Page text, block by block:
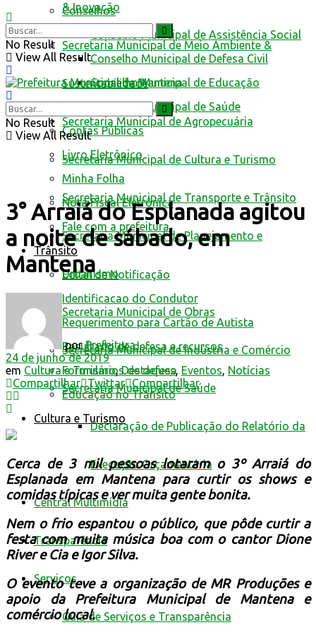
Conselhos
Conselho Municipal de Assistência Social
Conselho Municipal de Defesa Civil
Conselho Municipal de Educação
Conselho Municipal de Saúde
Contas Públicas
Livro Eletrônico
Minha Folha
Nota Fiscal Eletrônica
Fale com a prefeitura
Trânsito
Edital de Notificação
Identificacao do Condutor
Requerimento para Cartão de Autista
Resultado de defesa e recursos
Formulários de defesa
Educação no Trânsito
Cultura e Turismo
& Inovação
Secretaria Municipal de Meio Ambiente &
Sustentabilidade
Secretaria Municipal de Agropecuária
Secretaria Municipal de Cultura e Turismo
Secretaria Municipal de Transporte e Trânsito
Secretaria Municipal de Planejamento e
Urbanismo
Secretaria Municipal de Obras
Secretaria Municipal de Indústria e Comércio
Secretaria Municipal de Saúde
Declaração de Publicação do Relatório da
Execução Orçamentária
Central Multimídia
Transparência
Serviços
Guia de Serviços e Transparência
No Result
View All Result
No Result
View All Result
3° Arraiá do Esplanada agitou
a noite de sábado, em
Mantena
por Prefeitura
24 de junho de 2019
em Cultura e Turismo,Destaques, Eventos, Notícias
Compartilhar Twittar Compartilhar
Cerca de 3 mil pessoas lotaram o 3º Arraiá do
Esplanada em Mantena para curtir os shows e
comidas típicas e ver muita gente bonita.
Nem o frio espantou o público, que pôde curtir a
festa com muita música boa com o cantor Dione
River e Cia e Igor Silva.
O evento teve a organização de MR Produções e
apoio da Prefeitura Municipal de Mantena e
comércio local.